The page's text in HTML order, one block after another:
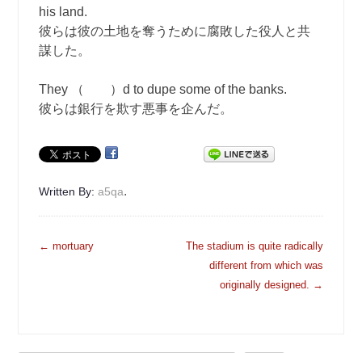
his land.
彼らは彼の土地を奪うために腐敗した役人と共
謀した。
They （ ）d to dupe some of the banks.
彼らは銀行を欺す悪事を企んだ。
Written By:a5qa.
投
← mortuary
The stadium is quite radically
different from which was
originally designed. →